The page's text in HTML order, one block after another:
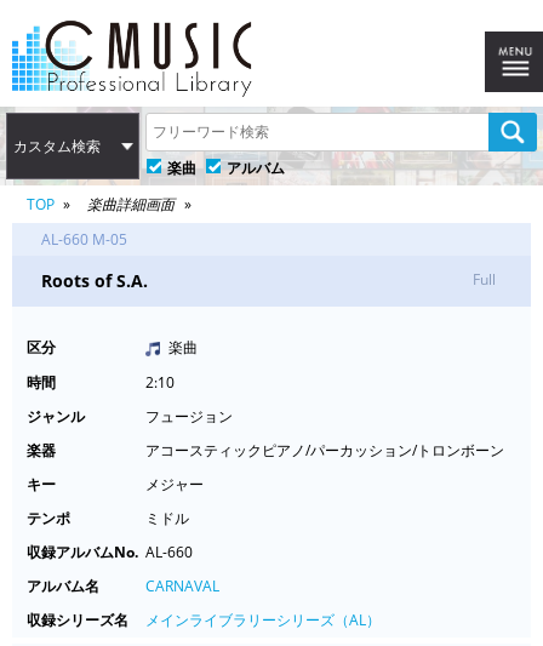
カスタム検索
楽曲
アルバム
TOP
楽曲詳細画面
AL-660 M-05
Roots of S.A. Full
区分
楽曲
時間
2:10
ジャンル
フュージョン
楽器
アコースティックピアノ/パーカッション/トロンボーン
キー
メジャー
テンポ
ミドル
収録アルバムNo. AL-660
アルバム名
CARNAVAL
収録シリーズ名
メインライブラリーシリーズ（AL）